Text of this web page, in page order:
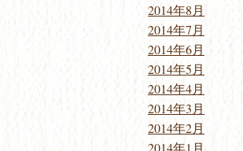
2014年8月
2014年7月
2014年6月
2014年5月
2014年4月
2014年3月
2014年2月